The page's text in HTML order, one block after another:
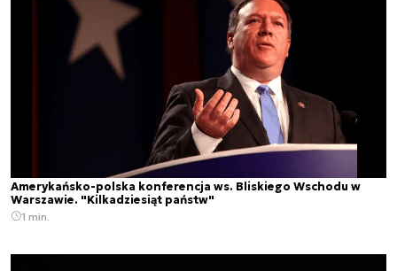
Amerykańsko-polska konferencja ws. Bliskiego Wschodu w
Warszawie. "Kilkadziesiąt państw"
1 min.